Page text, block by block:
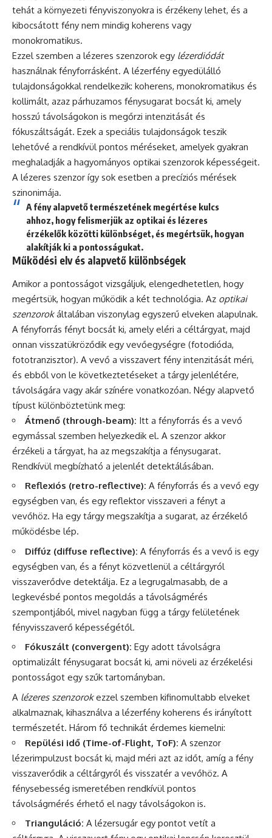
tehát a környezeti fényviszonyokra is érzékeny lehet, és a
kibocsátott fény nem mindig koherens vagy
monokromatikus.
Ezzel szemben a lézeres szenzorok egy lézerdiódát
használnak fényforrásként. A lézerfény egyedülálló
tulajdonságokkal rendelkezik: koherens, monokromatikus és
kollimált, azaz párhuzamos fénysugarat bocsát ki, amely
hosszú távolságokon is megőrzi intenzitását és
fókuszáltságát. Ezek a speciális tulajdonságok teszik
lehetővé a rendkívül pontos méréseket, amelyek gyakran
meghaladják a hagyományos optikai szenzorok képességeit.
A lézeres szenzor így sok esetben a precíziós mérések
szinonimája.
A fény alapvető természetének megértése kulcs
ahhoz, hogy felismerjük az optikai és lézeres
érzékelők közötti különbséget, és megértsük, hogyan
alakítják ki a pontosságukat.
Működési elv és alapvető különbségek
Amikor a pontosságot vizsgáljuk, elengedhetetlen, hogy
megértsük, hogyan működik a két technológia. Az optikai
szenzorokáltalában viszonylag egyszerű elveken alapulnak.
A fényforrás fényt bocsát ki, amely eléri a céltárgyat, majd
onnan visszatükröződik egy vevőegységre (fotodióda,
fototranzisztor). A vevő a visszavert fény intenzitását méri,
és ebből von le következtetéseket a tárgy jelenlétére,
távolságára vagy akár színére vonatkozóan. Négy alapvető
típust különböztetünk meg:
Átmenő (through-beam): Itt a fényforrás és a vevő
egymással szemben helyezkedik el. A szenzor akkor
érzékeli a tárgyat, ha az megszakítja a fénysugarat.
Rendkívül megbízható a jelenlét detektálásában.
Reflexiós (retro-reflective): A fényforrás és a vevő egy
egységben van, és egy reflektor visszaveri a fényt a
vevőhöz. Ha egy tárgy megszakítja a sugarat, az érzékelő
működésbe lép.
Diffúz (diffuse reflective): A fényforrás és a vevő is egy
egységben van, és a fényt közvetlenül a céltárgyról
visszaverődve detektálja. Ez a legrugalmasabb, de a
legkevésbé pontos megoldás a távolságmérés
szempontjából, mivel nagyban függ a tárgy felületének
fényvisszaverő képességétől.
Fókuszált (convergent): Egy adott távolságra
optimalizált fénysugarat bocsát ki, ami növeli az érzékelési
pontosságot egy szűk tartományban.
A lézeres szenzorokezzel szemben kifinomultabb elveket
alkalmaznak, kihasználva a lézerfény koherens és irányított
természetét. Három fő technikát érdemes kiemelni:
Repülési idő (Time-of-Flight, ToF): A szenzor
lézerimpulzust bocsát ki, majd méri azt az időt, amíg a fény
visszaverődik a céltárgyról és visszatér a vevőhöz. A
fénysebesség ismeretében rendkívül pontos
távolságmérés érhető el nagy távolságokon is.
Trianguláció: A lézersugár egy pontot vetít a